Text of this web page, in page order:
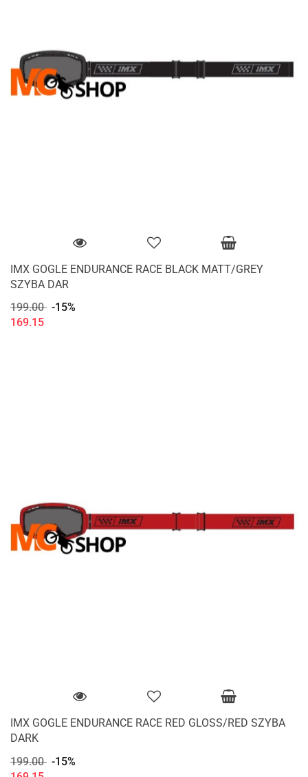
IMX GOGLE ENDURANCE RACE BLACK MATT/GREY
SZYBA DAR
199.00 -15%
169.15
IMX GOGLE ENDURANCE RACE RED GLOSS/RED SZYBA
DARK
199.00 -15%